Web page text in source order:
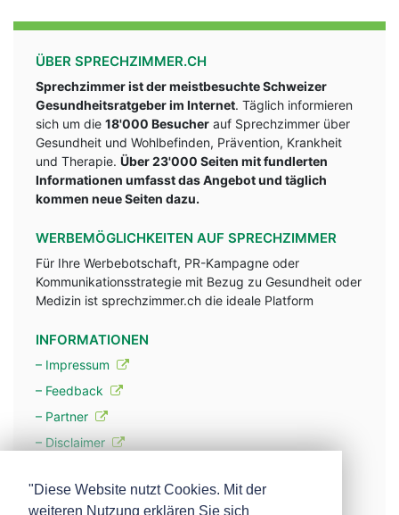
ÜBER SPRECHZIMMER.CH
Sprechzimmer ist der meistbesuchte Schweizer
Gesundheitsratgeber im Internet. Täglich informieren
sich um die 18'000 Besucher auf Sprechzimmer über
Gesundheit und Wohlbefinden, Prävention, Krankheit
und Therapie. Über 23'000 Seiten mit fundlerten
Informationen umfasst das Angebot und täglich
kommen neue Seiten dazu.
WERBEMÖGLICHKEITEN AUF SPRECHZIMMER
Für Ihre Werbebotschaft, PR-Kampagne oder
Kommunikationsstrategie mit Bezug zu Gesundheit oder
Medizin ist sprechzimmer.ch die ideale Platform
INFORMATIONEN
– Impressum
– Feedback
– Partner
– Disclaimer
"Diese Website nutzt Cookies. Mit der
weiteren Nutzung erklären Sie sich